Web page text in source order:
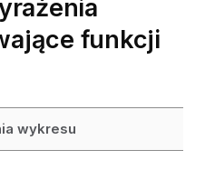
funkcji
wykresu